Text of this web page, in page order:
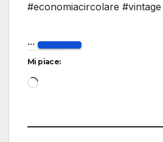
#economiacircolare #vintage
...
Mi piace:
Caricamento